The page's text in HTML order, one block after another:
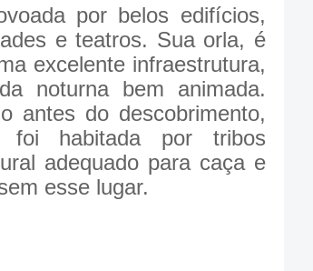
por belos edifícios,
e teatros. Sua orla, é
excelente infraestrutura,
noturna bem animada.
antes do descobrimento,
foi habitada por tribos
adequado para caça e
esse lugar.